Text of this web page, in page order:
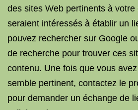
des sites Web pertinents à votre
seraient intéressés à établir un
pouvez rechercher sur Google
de recherche pour trouver ces
contenu. Une fois que vous
semble pertinent, contactez le
pour demander un échange de